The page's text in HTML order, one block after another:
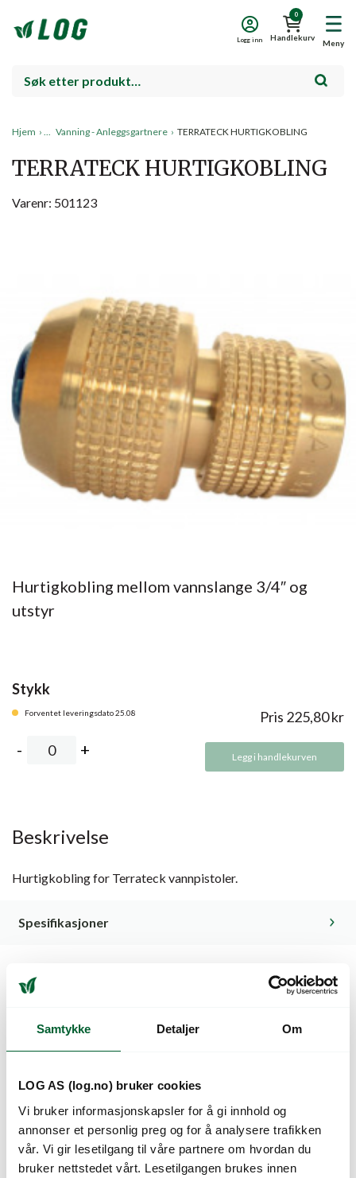
Samtykke Detaljer Om
LOG AS (log.no) bruker cookies
Vi bruker informasjonskapsler for å gi innhold og
annonser et personlig preg og for å analysere trafikken
vår. Vi gir lesetilgang til våre partnere om hvordan du
bruker nettstedet vårt. Lesetilgangen brukes innen
Meny
0
Handlekurv
Logg inn
Hjem › Vanning - Anleggsgartnere › TERRATECK HURTIGKOBLING
TERRATECK HURTIGKOBLING
Varenr: 501123
Hurtigkobling mellom vannslange 3/4″ og
utstyr
Stykk
Forventet leveringsdato 25.08 Pris 225,80kr
Legg i handlekurven
Beskrivelse
Hurtigkobling for Terrateck vannpistoler.
Spesifikasjoner
Kunder så også på